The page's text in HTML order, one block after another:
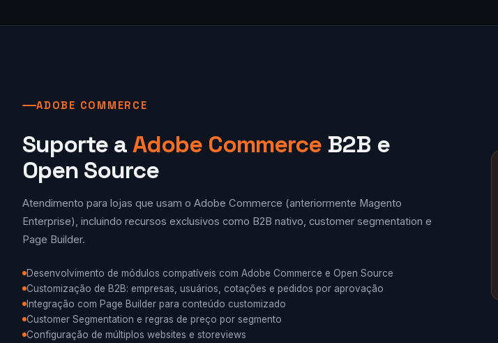
ADOBE COMMERCE
Suporte aAdobe CommerceB2B e
Open Source
Atendimento para lojas que usam o Adobe Commerce (anteriormente Magento
Enterprise), incluindo recursos exclusivos como B2B nativo, customer segmentation e
Page Builder.
Desenvolvimento de módulos compatíveis com Adobe Commerce e Open Source
Customização de B2B: empresas, usuários, cotações e pedidos por aprovação
Integração com Page Builder para conteúdo customizado
Customer Segmentation e regras de preço por segmento
Configuração de múltiplos websites e storeviews